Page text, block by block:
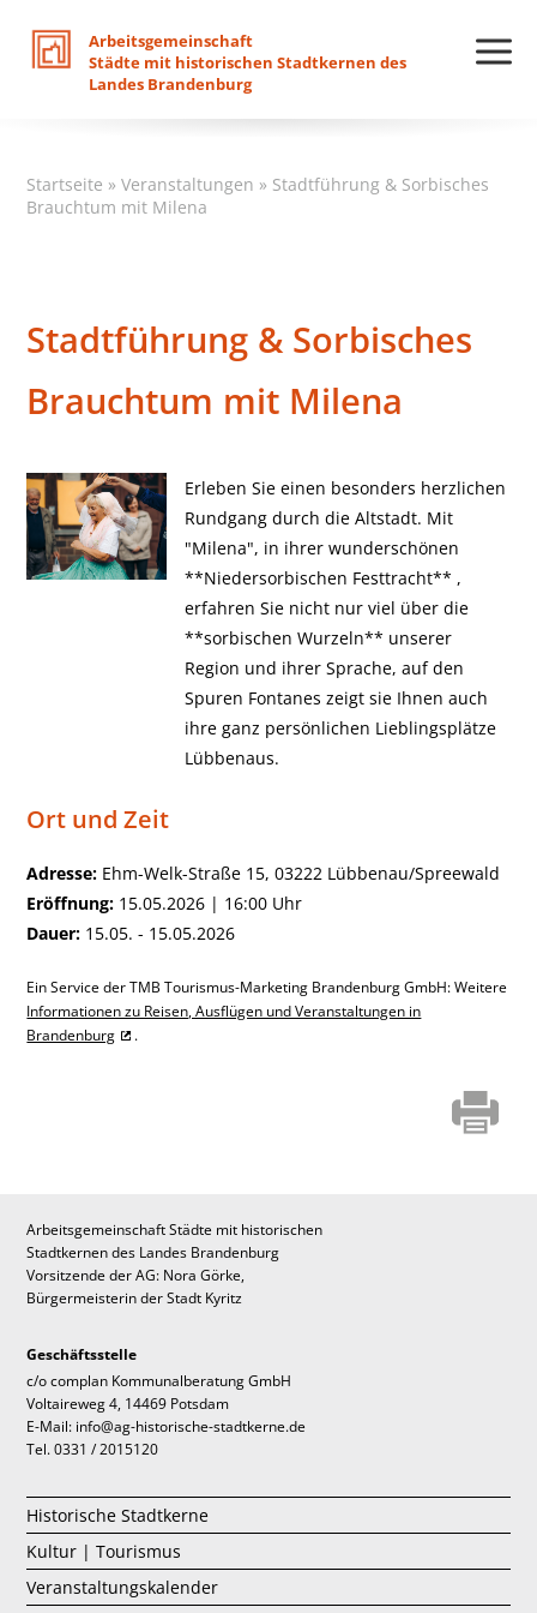
Arbeitsgemeinschaft
Städte mit historischen Stadtkernen des
Landes Brandenburg
Startseite »Veranstaltungen » Stadtführung & Sorbisches
Brauchtum mit Milena
Stadtführung & Sorbisches
Brauchtum mit Milena
Erleben Sie einen besonders herzlichen
Rundgang durch die Altstadt. Mit
"Milena", in ihrer wunderschönen
**Niedersorbischen Festtracht** ,
erfahren Sie nicht nur viel über die
**sorbischen Wurzeln** unserer
Region und ihrer Sprache, auf den
Spuren Fontanes zeigt sie Ihnen auch
ihre ganz persönlichen Lieblingsplätze
Lübbenaus.
Ort und Zeit
Adresse: Ehm-Welk-Straße 15, 03222 Lübbenau/Spreewald
Eröffnung: 15.05.2026 | 16:00 Uhr
Dauer: 15.05. - 15.05.2026
Ein Service der TMB Tourismus-Marketing Brandenburg GmbH: Weitere
Informationen zu Reisen, Ausflügen und Veranstaltungen in
Brandenburg
.
Arbeitsgemeinschaft Städte mit historischen
Stadtkernen des Landes Brandenburg
Vorsitzende der AG: Nora Görke,
Bürgermeisterin der Stadt Kyritz
Geschäftsstelle
c/o complan Kommunalberatung GmbH
Voltaireweg 4, 14469 Potsdam
E-Mail: info@ag-historische-stadtkerne.de
Tel. 0331 / 2015120
Historische Stadtkerne
Kultur | Tourismus
Veranstaltungskalender